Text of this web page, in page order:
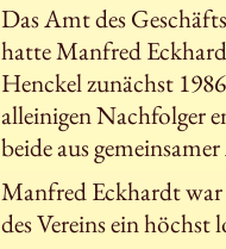
Das Amt des
hatte Manfred
Henckel zunächst
alleinigen Nachfolger
beide aus
Manfred Eckhardt
des Vereins ein